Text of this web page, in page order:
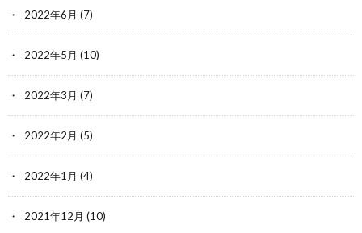
2022年6月 (7)
2022年5月 (10)
2022年3月 (7)
2022年2月 (5)
2022年1月 (4)
2021年12月 (10)